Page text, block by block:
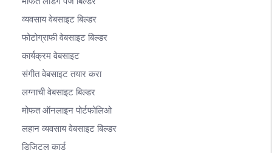
व्यवसाय वेबसाइट बिल्डर
फोटोग्राफी वेबसाइट बिल्डर
कार्यक्रम वेबसाइट
संगीत वेबसाइट तयार करा
लग्नाची वेबसाइट बिल्डर
मोफत ऑनलाइन पोर्टफोलिओ
लहान व्यवसाय वेबसाइट बिल्डर
डिजिटल कार्ड